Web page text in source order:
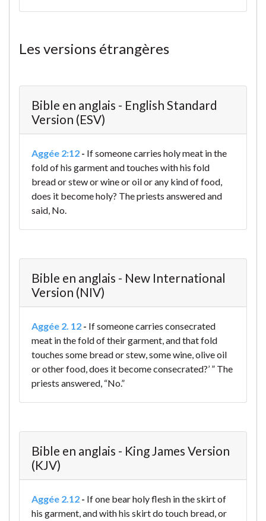
Les versions étrangères
Bible en anglais - English Standard
Version (ESV)
Aggée 2:12 - If someone carries holy meat in the
fold of his garment and touches with his fold
bread or stew or wine or oil or any kind of food,
does it become holy? The priests answered and
said, No.
Bible en anglais - New International
Version (NIV)
Aggée 2. 12 - If someone carries consecrated
meat in the fold of their garment, and that fold
touches some bread or stew, some wine, olive oil
or other food, does it become consecrated?’ ” The
priests answered, “No.”
Bible en anglais - King James Version
(KJV)
Aggée 2.12 - If one bear holy flesh in the skirt of
his garment, and with his skirt do touch bread, or